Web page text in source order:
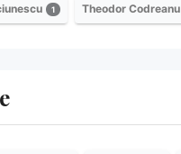
1 Theodor Codreanu